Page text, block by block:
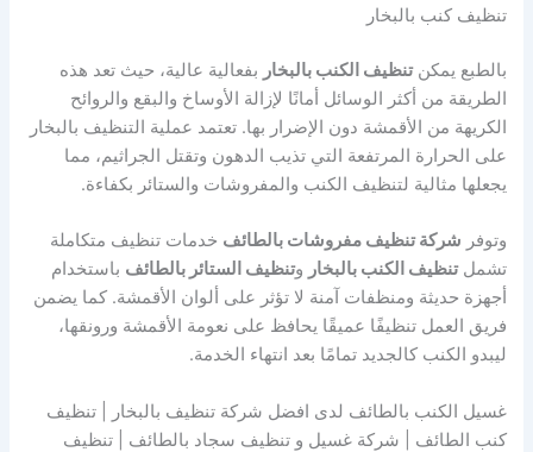
تنظيف كنب بالبخار
بالطبع يمكنتنظيف الكنب بالبخار بفعالية عالية، حيث تعد هذه
الطريقة من أكثر الوسائل أمانًا لإزالة الأوساخ والبقع والروائح
الكريهة من الأقمشة دون الإضرار بها. تعتمد عملية التنظيف بالبخار
على الحرارة المرتفعة التي تذيب الدهون وتقتل الجراثيم، مما
يجعلها مثالية لتنظيف الكنب والمفروشات والستائر بكفاءة.
وتوفر شركة تنظيف مفروشات بالطائف خدمات تنظيف متكاملة
تشملتنظيف الكنب بالبخار وتنظيف الستائر بالطائف باستخدام
أجهزة حديثة ومنظفات آمنة لا تؤثر على ألوان الأقمشة. كما يضمن
فريق العمل تنظيفًا عميقًا يحافظ على نعومة الأقمشة ورونقها،
ليبدو الكنب كالجديد تمامًا بعد انتهاء الخدمة.
غسيل الكنب بالطائف لدى افضل شركة تنظيف بالبخار | تنظيف
كنب الطائف | شركة غسيل و تنظيف سجاد بالطائف | تنظيف